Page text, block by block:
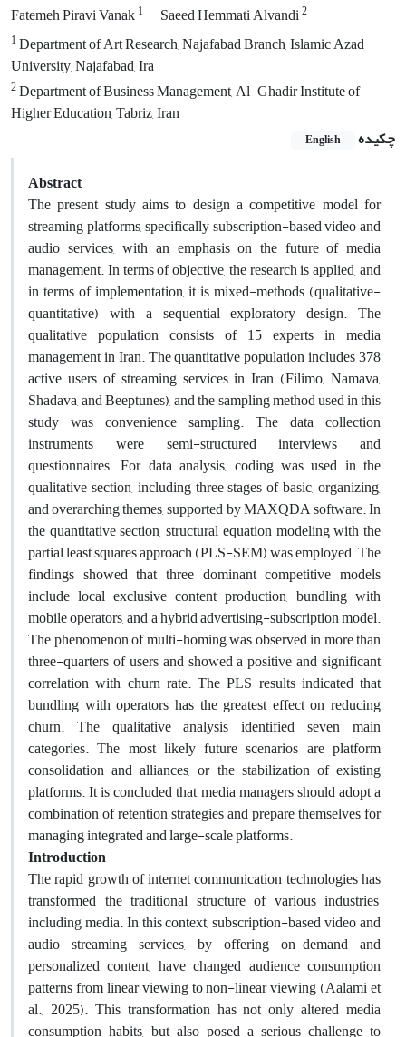
Fatemeh Piravi Vanak1 Saeed Hemmati Alvandi2
1Department of Art Research, Najafabad Branch, Islamic Azad
University, Najafabad, Ira
2Department of Business Management, Al-Ghadir Institute of
Higher Education, Tabriz, Iran
چکیده
English
Abstract
The present study aims to design a competitive model for
streaming platforms, specifically subscription-based video and
audio services, with an emphasis on the future of media
management. In terms of objective, the research is applied, and
in terms of implementation, it is mixed-methods (qualitative-
quantitative) with a sequential exploratory design. The
qualitative population consists of 15 experts in media
management in Iran. The quantitative population includes 378
active users of streaming services in Iran (Filimo, Namava,
Shadava, and Beeptunes), and the sampling method used in this
study was convenience sampling. The data collection
instruments were semi-structured interviews and
questionnaires. For data analysis, coding was used in the
qualitative section, including three stages of basic, organizing,
and overarching themes, supported by MAXQDA software. In
the quantitative section, structural equation modeling with the
partial least squares approach (PLS-SEM) was employed. The
findings showed that three dominant competitive models
include local exclusive content production, bundling with
mobile operators, and a hybrid advertising-subscription model.
The phenomenon of multi-homing was observed in more than
three-quarters of users and showed a positive and significant
correlation with churn rate. The PLS results indicated that
bundling with operators has the greatest effect on reducing
churn. The qualitative analysis identified seven main
categories. The most likely future scenarios are platform
consolidation and alliances, or the stabilization of existing
platforms. It is concluded that media managers should adopt a
combination of retention strategies and prepare themselves for
managing integrated and large-scale platforms.
Introduction
The rapid growth of internet communication technologies has
transformed the traditional structure of various industries,
including media. In this context, subscription-based video and
audio streaming services, by offering on-demand and
personalized content, have changed audience consumption
patterns from linear viewing to non-linear viewing (Aalami et
al., 2025). This transformation has not only altered media
consumption habits, but also posed a serious challenge to